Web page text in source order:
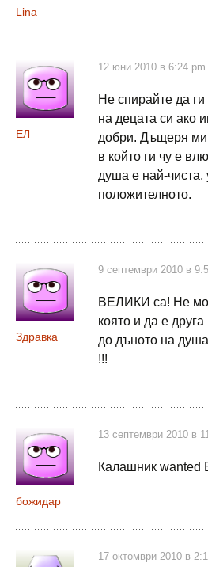
Lina
ЕЛ
12 юни 2010 в 6:24 pm
Не спирайте да
на децата си ако
добри. Дъщеря ми
в който ги чу е
душа е най-чиста,
положителното.
Здравка
9 септември 2010 в
ВЕЛИКИ са! Не
която и да е
до дъното на
!!!
божидар
13 септември 2010 в
Калашник wanted
17 октомври 2010 в